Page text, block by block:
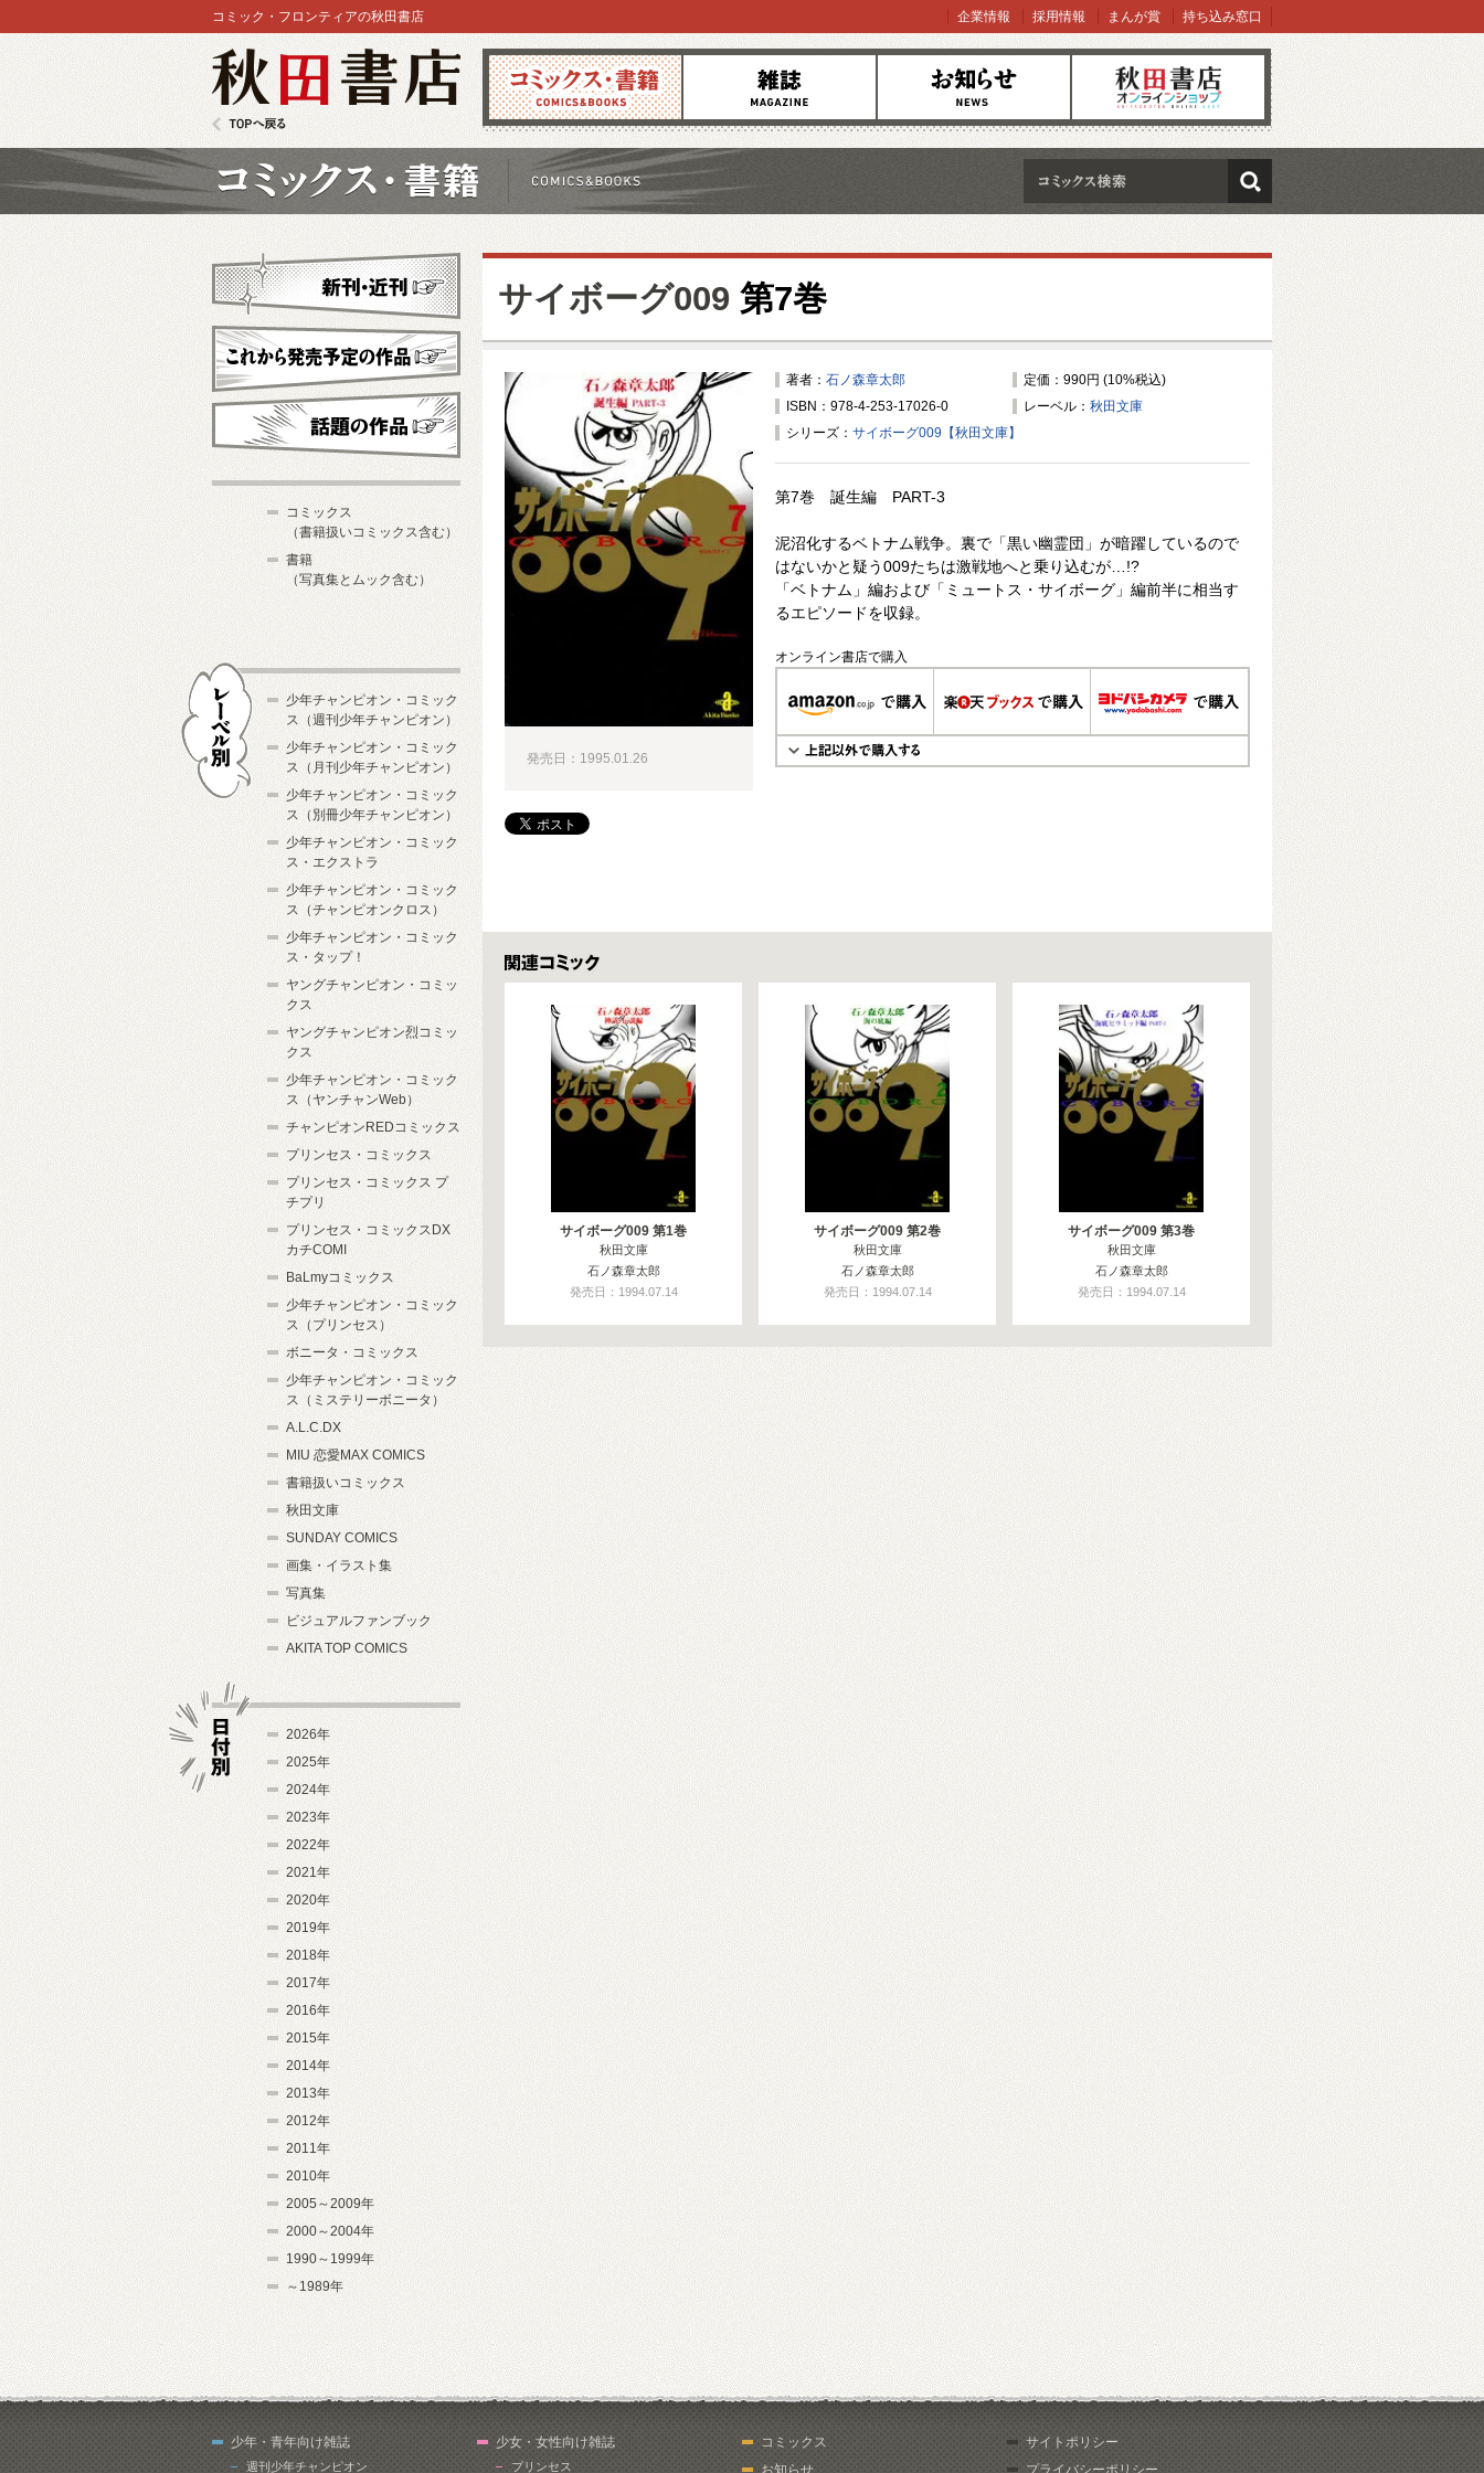
コミックス 雑誌 お知らせ オンラインショップ
コミック・フロンティアの秋田書店 企業情報 採用情報 まんが賞 持ち込み窓口
検索
サイボーグ009 第7巻
著者： 石ノ森章太郎
定価：990円 (10%税込)
ISBN：978-4-253-17026-0
レーベル： 秋田文庫
シリーズ： サイボーグ009【秋田文庫】
第7巻 誕生編 PART-3
泥沼化するベトナム戦争。裏で「黒い幽霊団」が暗躍しているので
はないかと疑う009たちは激戦地へと乗り込むが…!?
「ベトナム」編および「ミュートス・サイボーグ」編前半に相当す
るエピソードを収録。
オンライン書店で購入
発売日：1995.01.26
関連コミックス
サイボーグ009 第1巻
秋田文庫
石ノ森章太郎
発売日：1994.07.14
サイボーグ009 第2巻
秋田文庫
石ノ森章太郎
発売日：1994.07.14
サイボーグ009 第3巻
秋田文庫
石ノ森章太郎
発売日：1994.07.14
新刊・近刊
これから発売予定
コミックス
（書籍扱いコミックス含む）
書籍
（写真集とムック含む）
少年チャンピオン・コミック
ス（週刊少年チャンピオン）
少年チャンピオン・コミック
ス（月刊少年チャンピオン）
少年チャンピオン・コミック
ス（別冊少年チャンピオン）
少年チャンピオン・コミック
ス・エクストラ
少年チャンピオン・コミック
ス（チャンピオンクロス）
少年チャンピオン・コミック
ス・タップ！
ヤングチャンピオン・コミッ
クス
ヤングチャンピオン烈コミッ
クス
少年チャンピオン・コミック
ス（ヤンチャンWeb）
チャンピオンREDコミックス
プリンセス・コミックス
プリンセス・コミックス プ
チプリ
プリンセス・コミックスDX
カチCOMI
BaLmyコミックス
少年チャンピオン・コミック
ス（プリンセス）
ボニータ・コミックス
少年チャンピオン・コミック
ス（ミステリーボニータ）
A.L.C.DX
MIU 恋愛MAX COMICS
書籍扱いコミックス
秋田文庫
SUNDAY COMICS
画集・イラスト集
写真集
ビジュアルファンブック
AKITA TOP COMICS
2026年
2025年
2024年
2023年
2022年
2021年
2020年
2019年
2018年
2017年
2016年
2015年
2014年
2013年
2012年
2011年
2010年
2005～2009年
2000～2004年
1990～1999年
～1989年
少年・青年向け雑誌
週刊少年チャンピオン
少女・女性向け雑誌
プリンセス
コミックス
お知らせ
サイトポリシー
プライバシーポリシー